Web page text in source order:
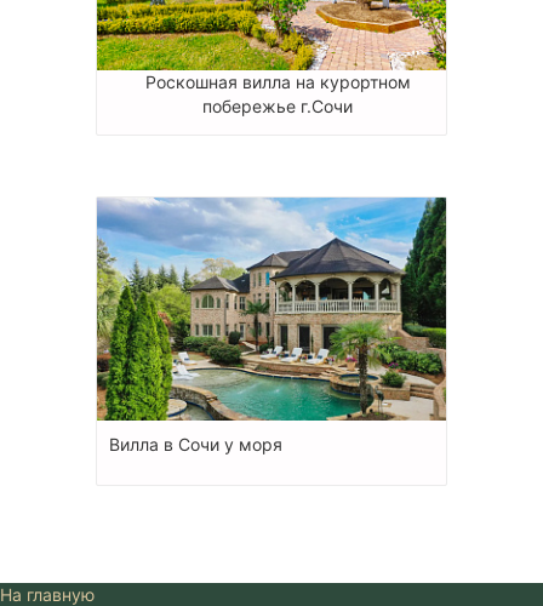
Роскошная вилла на курортном
побережье г.Сочи
Вилла в Сочи у моря
На главную